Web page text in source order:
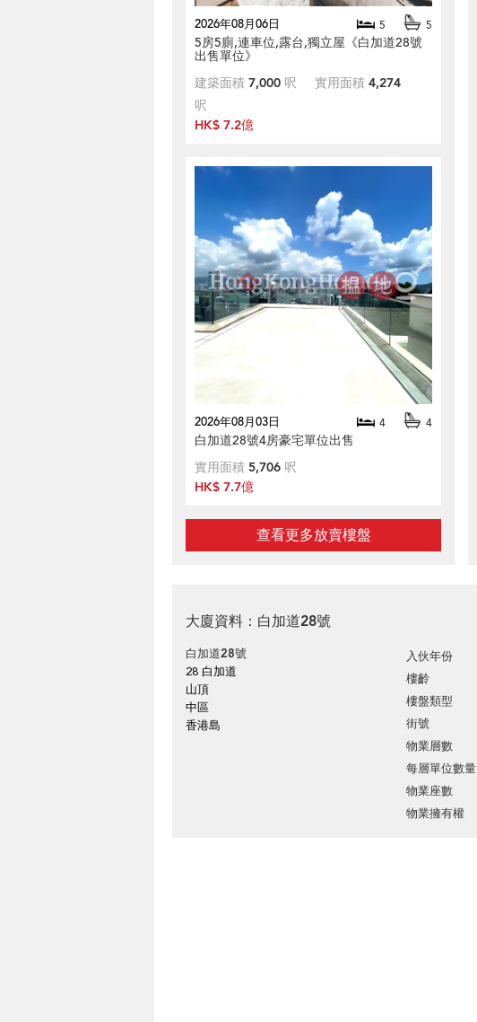
2026年08月06日 5 5
5房5廁,連車位,露台,獨立屋《白加道28號
出售單位》
建築面積 7,000 呎 實用面積 4,274
呎
HK$ 7.2億
2026年08月03日 4 4
白加道28號4房豪宅單位出售
實用面積 5,706 呎
HK$ 7.7億
查看更多放賣樓盤
大廈資料：白加道28號
白加道28號
28 白加道
山頂
中區
香港島
入伙年份
樓齡
樓盤類型
街號
物業層數
每層單位數量
物業座數
物業擁有權